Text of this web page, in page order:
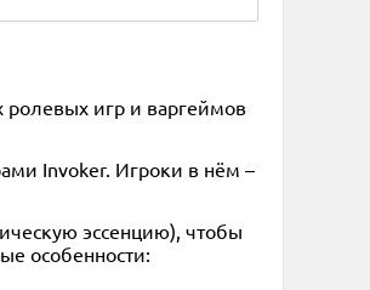
ролевых игр и варгеймов
Invoker. Игроки в нём –
эссенцию), чтобы
особенности: